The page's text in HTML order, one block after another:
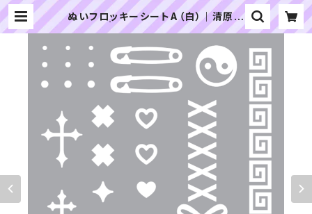
ぬいフロッキーシートA（白）｜清原株
式会社 | ぬいぐるみの生地やさん｜